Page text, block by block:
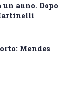
anno. Dopo
Mendes